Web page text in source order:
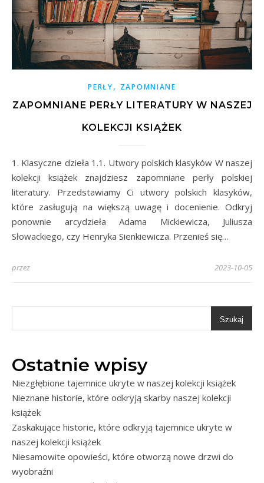
PERŁY, ZAPOMNIANE
ZAPOMNIANE PERŁY LITERATURY W NASZEJ
KOLEKCJI KSIĄŻEK
1. Klasyczne dzieła 1.1. Utwory polskich klasyków W naszej
kolekcji książek znajdziesz zapomniane perły polskiej
literatury. Przedstawiamy Ci utwory polskich klasyków,
które zasługują na większą uwagę i docenienie. Odkryj
ponownie arcydzieła Adama Mickiewicza, Juliusza
Słowackiego, czy Henryka Sienkiewicza. Przenieś się…
przez 2023-10-05
Szukaj
Ostatnie wpisy
Niezgłębione tajemnice ukryte w naszej kolekcji książek
Nieznane historie, które odkryją skarby naszej kolekcji
książek
Zaskakujące historie, które odkryją tajemnice ukryte w
naszej kolekcji książek
Niesamowite opowieści, które otworzą nowe drzwi do
wyobraźni